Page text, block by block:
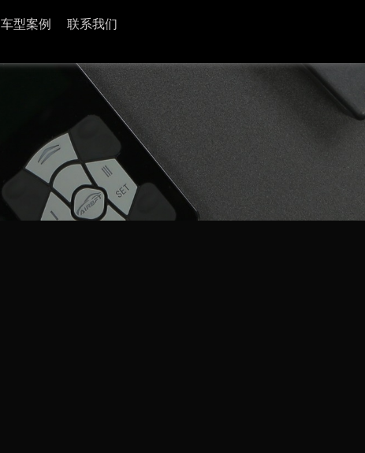
车型案例 联系我们